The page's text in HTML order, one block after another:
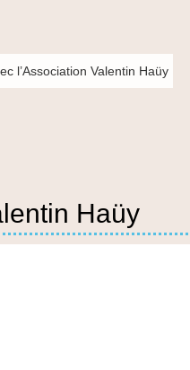
l’Association Valentin Haüy
Haüy